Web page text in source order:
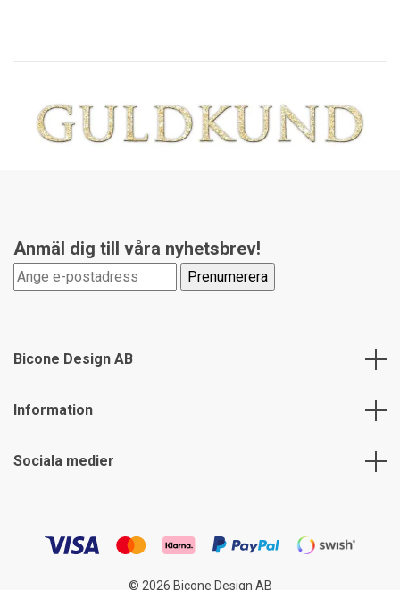
Anmäl dig till våra nyhetsbrev!
Bicone Design AB
Information
Sociala medier
© 2026 Bicone Design AB